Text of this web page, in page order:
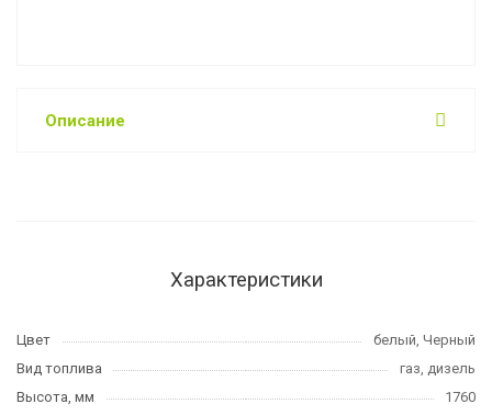
Описание
Характеристики
Цвет
белый, Черный
Вид топлива
газ, дизель
Высота, мм
1760